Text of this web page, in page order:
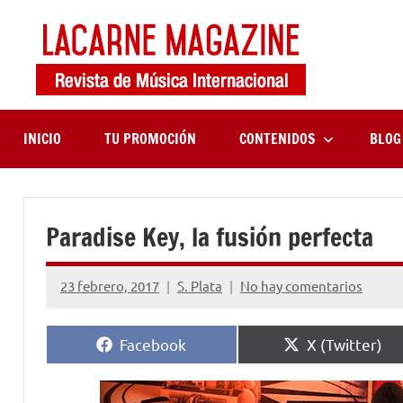
contenido
música
internacional
INICIO TU PROMOCIÓN CONTENIDOS BLOG
Paradise Key, la fusión perfecta
23 febrero, 2017 S. Plata No hay comentarios
Compartir
en
Facebook
Compartir
en
X (Twitter)